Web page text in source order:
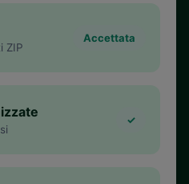
ZIP
Accettata
✓